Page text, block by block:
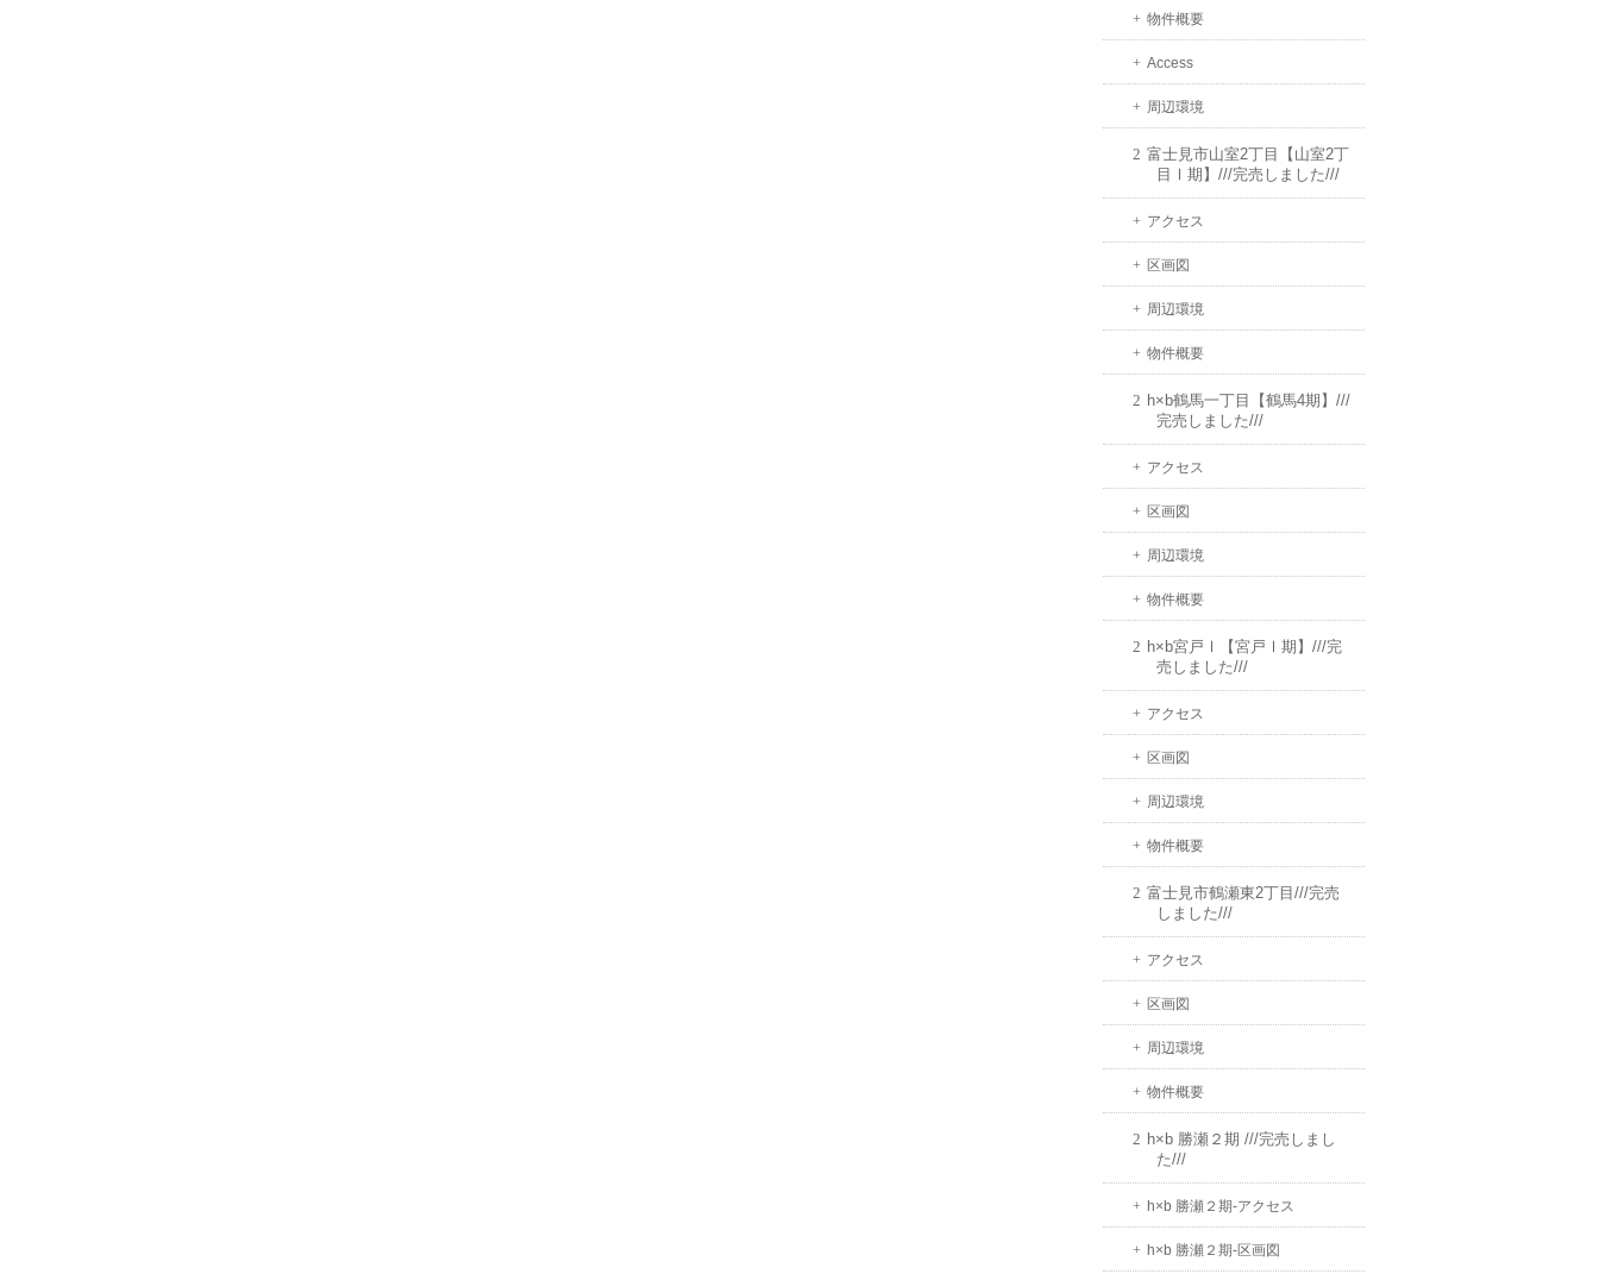
物件概要
Access
周辺環境
富士見市山室2丁目【山室2丁
目Ⅰ期】///完売しました///
アクセス
区画図
周辺環境
物件概要
h×b鶴馬一丁目【鶴馬4期】///
完売しました///
アクセス
区画図
周辺環境
物件概要
h×b宮戸Ⅰ【宮戸Ⅰ期】///完
売しました///
アクセス
区画図
周辺環境
物件概要
富士見市鶴瀬東2丁目///完売
しました///
アクセス
区画図
周辺環境
物件概要
h×b 勝瀬２期 ///完売しまし
た///
h×b 勝瀬２期-アクセス
h×b 勝瀬２期-区画図